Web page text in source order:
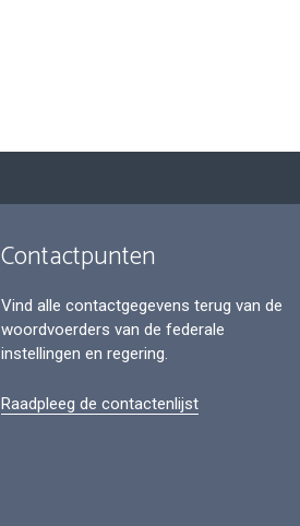
Contactpunten
Vind alle contactgegevens terug van de
woordvoerders van de federale
instellingen en regering.
Raadpleeg de contactenlijst